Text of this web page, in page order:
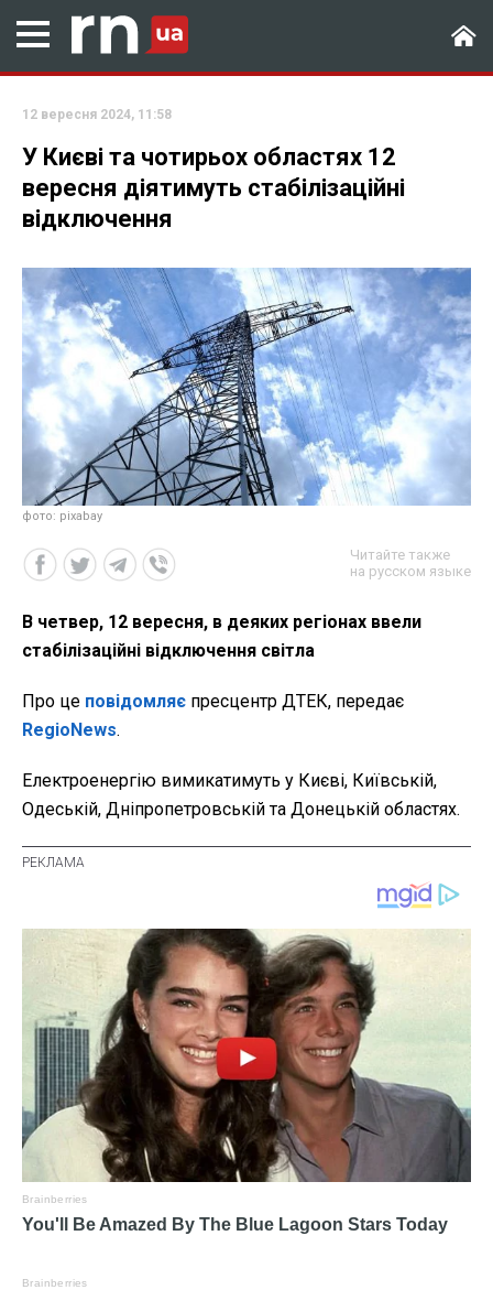
12 вересня 2024, 11:58
У Києві та чотирьох областях 12
вересня діятимуть стабілізаційні
відключення
фото: pixabay
Читайте также
на русском языке
В четвер, 12 вересня, в деяких регіонах ввели
стабілізаційні відключення світла
Про це повідомляє пресцентр ДТЕК, передає
RegioNews.
Електроенергію вимикатимуть у Києві, Київській,
Одеській, Дніпропетровській та Донецькій областях.